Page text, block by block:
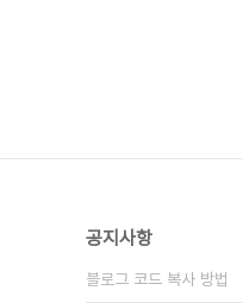
공지사항
블로그 코드 복사 방법